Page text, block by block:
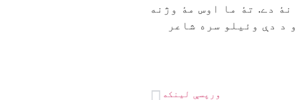
دے. تۀ ما اوس مۀ وژنه
د دې وئيلو سره شاعر
ورپسې لينکه